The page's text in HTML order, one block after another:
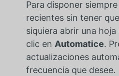
Para disponer
recientes sin tener
siquiera abrir una
clic en Automatice.
actualizaciones
frecuencia que desee.